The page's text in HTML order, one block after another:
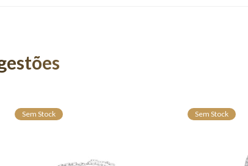
Sem Stock Sem Stock